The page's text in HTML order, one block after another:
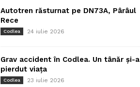
Autotren răsturnat pe DN73A, Pârâul
Rece
Codlea 24 iulie 2026
Grav accident în Codlea. Un tânăr și-a
pierdut viața
Codlea 23 iulie 2026